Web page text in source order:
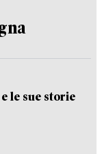
le sue storie